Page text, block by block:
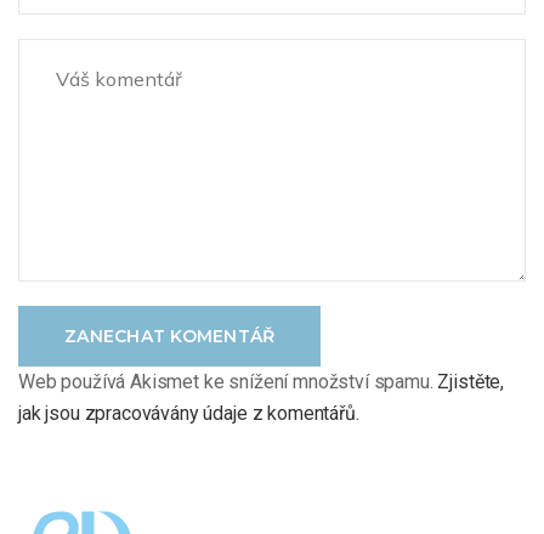
ZANECHAT KOMENTÁŘ
Web používá Akismet ke snížení množství spamu. Zjistěte,
jak jsou zpracovávány údaje z komentářů.